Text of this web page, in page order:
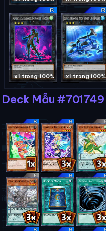
x1 trong 100% x1 trong 100%
Deck Mẫu #701749